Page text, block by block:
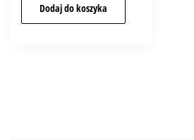
Dodaj do koszyka